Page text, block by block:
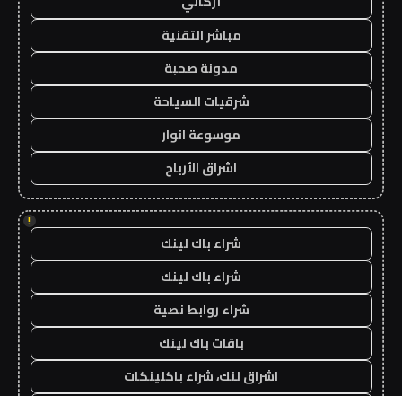
مباشر التقنية
مدونة صحبة
شرقيات السياحة
موسوعة انوار
اشراق الأرباح
!
شراء باك لينك
شراء باك لينك
شراء روابط نصية
باقات باك لينك
اشراق لنك، شراء باكلينكات